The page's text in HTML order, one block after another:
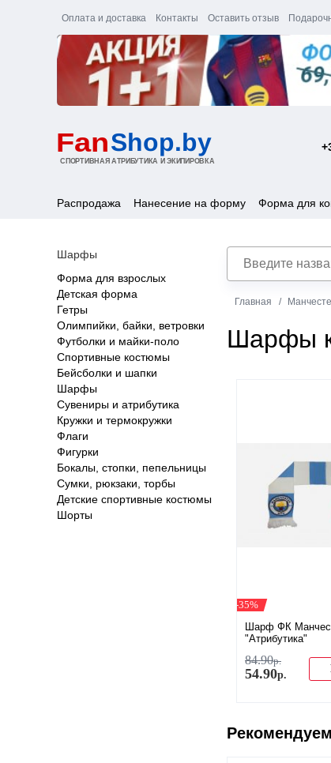
Оплата и доставка Контакты Оставить отзыв
Распродажа Нанесение на форму Форма для
Шарфы
Форма для взрослых
Детская форма
Гетры
Олимпийки, байки, ветровки
Футболки и майки-поло
Спортивные костюмы
Бейсболки и шапки
Шарфы
Сувениры и атрибутика
Кружки и термокружки
Флаги
Фигурки
Бокалы, стопки, пепельницы
Сумки, рюкзаки, торбы
Детские спортивные костюмы
Шорты
Главная
Шарфы
-35%
Шарф ФК
"Атрибутика"
84.90р.
54.90р.